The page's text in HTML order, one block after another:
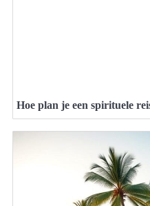
Hoe plan je een spirituele